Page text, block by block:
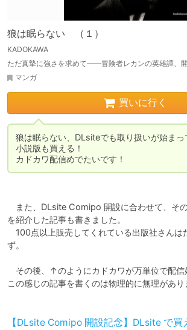
狼は眠らない （１）
KADOKAWA
ただ真摯に強さを求めて――冒険者レカンの英雄譚、開
マンガ
買いに行く
狼は眠らない、DLsiteでも取り扱いが始まっ
小説版も買える！
また、DLsite Comipo 開設に合わせて、そ
を紹介した記事も書きました。
100点以上販売してくれている出版社さんは
ず。
その後、↑のようにカドカワが万単位で配信
この感じの記事を書くのは物理的に無理があり
【DLsite Comipo 開設記念】DLsite で買